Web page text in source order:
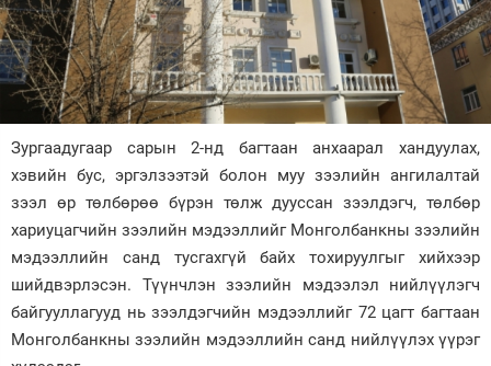
Спорт
Нийгэм
Дэлхий
Энтертайнмэнт
Зурхай
Зургаадугаар сарын 2-нд багтаан анхаарал хандуулах,
хэвийн бус, эргэлзээтэй болон муу зээлийн ангилалтай
зээл өр төлбөрөө бүрэн төлж дууссан зээлдэгч, төлбөр
хариуцагчийн зээлийн мэдээллийг Монголбанкны зээлийн
мэдээллийн санд тусгахгүй байх тохируулгыг хийхээр
шийдвэрлэсэн. Түүнчлэн зээлийн мэдээлэл нийлүүлэгч
байгууллагууд нь зээлдэгчийн мэдээллийг 72 цагт багтаан
Монголбанкны зээлийн мэдээллийн санд нийлүүлэх үүрэг